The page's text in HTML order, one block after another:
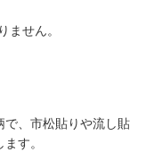
ません。
で、市松貼りや流し貼
す。